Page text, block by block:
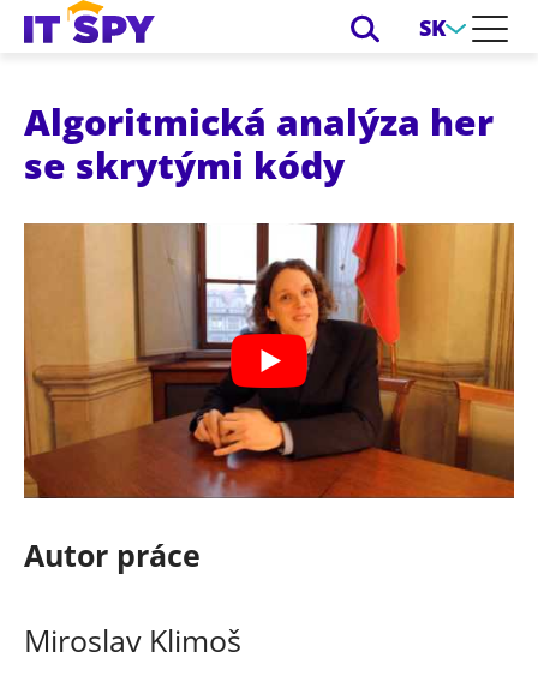
SK
Algoritmická analýza her
se skrytými kódy
Autor práce
Miroslav Klimoš